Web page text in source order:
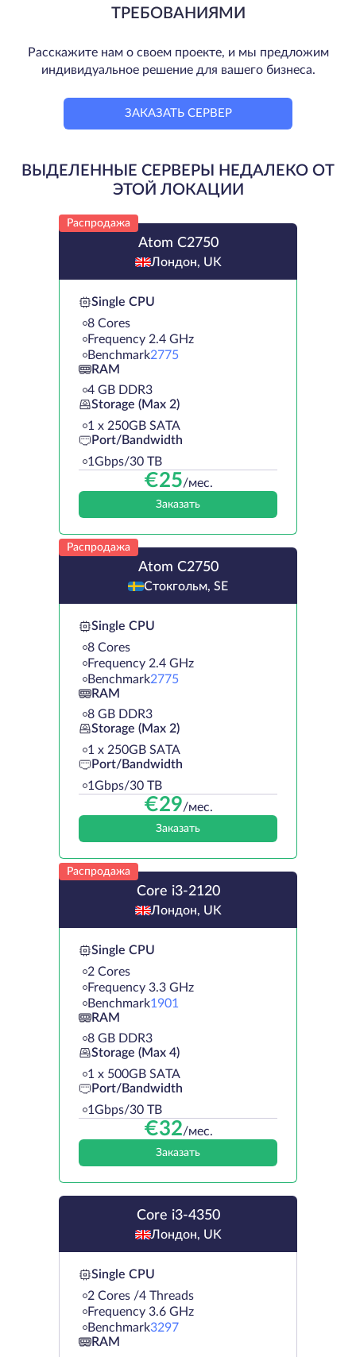
ТРЕБОВАНИЯМИ
Расскажите нам о своем проекте, и мы предложим
индивидуальное решение для вашего бизнеса.
ЗАКАЗАТЬ СЕРВЕР
ВЫДЕЛЕННЫЕ СЕРВЕРЫ НЕДАЛЕКО ОТ
ЭТОЙ ЛОКАЦИИ
Распродажа
Atom C2750
Лондон, UK
Single CPU
8 Cores
Frequency 2.4 GHz
Benchmark2775
RAM
4 GB DDR3
Storage (Max 2)
1 х 250GB SATA
Port/Bandwidth
1Gbps/30 TB
€25/мес.
Заказать
Распродажа
Atom C2750
Стокгольм, SE
Single CPU
8 Cores
Frequency 2.4 GHz
Benchmark2775
RAM
8 GB DDR3
Storage (Max 2)
1 х 250GB SATA
Port/Bandwidth
1Gbps/30 TB
€29/мес.
Заказать
Распродажа
Core i3-2120
Лондон, UK
Single CPU
2 Cores
Frequency 3.3 GHz
Benchmark1901
RAM
8 GB DDR3
Storage (Max 4)
1 х 500GB SATA
Port/Bandwidth
1Gbps/30 TB
€32/мес.
Заказать
Core i3-4350
Лондон, UK
Single CPU
2 Cores /4 Threads
Frequency 3.6 GHz
Benchmark3297
RAM